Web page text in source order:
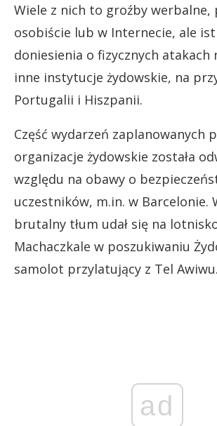
Wiele z nich to groźby werbalne,
osobiście lub w Internecie, ale
doniesienia o fizycznych atakach
inne instytucje żydowskie, na
Portugalii i Hiszpanii.
Część wydarzeń zaplanowanych
organizacje żydowskie została
względu na obawy o
uczestników, m.in. w Barcelonie.
brutalny tłum udał się na
Machaczkale w poszukiwaniu
samolot przylatujący z Tel Awiwu.
ad